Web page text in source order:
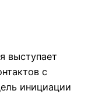
выступает
с
инициации